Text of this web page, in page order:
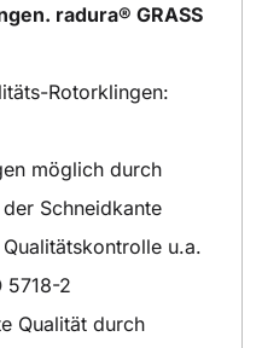
radura® GRASS
Rotorklingen:
möglich durch
Schneidkante
u.a.
5718-2
Qualität durch